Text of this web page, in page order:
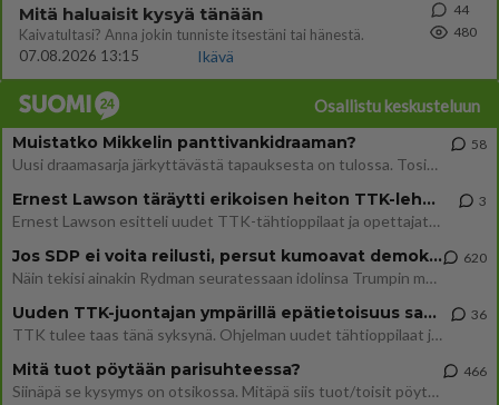
Mitä haluaisit kysyä tänään
Kaivatultasi? Anna jokin tunniste itsestäni tai hänestä.
07.08.2026 13:15
Ikävä
44
480
Osallistu keskusteluun
Muistatko Mikkelin panttivankidraaman?
Uusi draamasarja järkyttävästä tapauksesta on tulossa. Tositapahtumiin perustuva sarja ammentaa vuoden 1986 Mikkelin pan
58
Ernest Lawson täräytti erikoisen heiton TTK-lehdistötilaisuudessa: " Onko tässä tarkoituksena...?"
Ernest Lawson esitteli uudet TTK-tähtioppilaat ja opettajat torstaina 6.8. lehdistölle. Tulevalla kaudella on yksi hausk
3
Jos SDP ei voita reilusti, persut kumoavat demokratian Suomesta
Näin tekisi ainakin Rydman seuratessaan idolinsa Trumpin mallia https://www.is.fi/politiikka/art-2000012187244.html
620
Uuden TTK-juontajan ympärillä epätietoisuus sakenee - Nyt MTV hämmentää soppaa
TTK tulee taas tänä syksynä. Ohjelman uudet tähtioppilaat julkistetaan torstaina 6. elokuuta klo 14 alkavassa lehdistö
36
Mitä tuot pöytään parisuhteessa?
Siinäpä se kysymys on otsikossa. Mitäpä siis tuot/toisit pöytään parisuhteessa? Oletko mies vai nainen? Koetko sen mitä
466